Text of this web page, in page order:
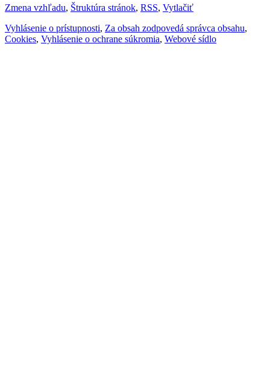
Zmena vzhľadu, Štruktúra stránok, RSS, Vytlačiť
Vyhlásenie o prístupnosti, Za obsah zodpovedá správca obsahu,
Cookies, Vyhlásenie o ochrane súkromia, Webové sídlo